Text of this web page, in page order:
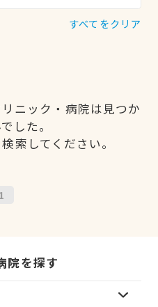
すべてをクリア
ニック・病院は見つか
した。
索してください。
1
院を探す